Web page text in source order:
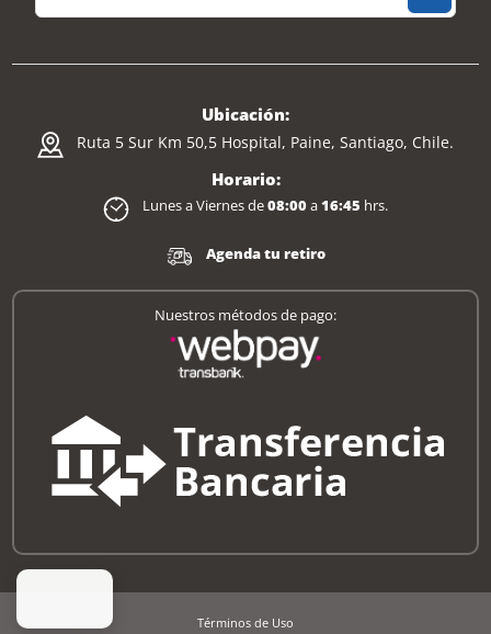
Ubicación:
Ruta 5 Sur Km 50,5 Hospital, Paine, Santiago, Chile.
Horario:
Lunes a Viernes de08:00a16:45 hrs.
Agenda tu retiro
Nuestros métodos de pago:
Términos de Uso